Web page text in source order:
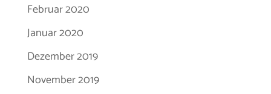
Februar 2020
Januar 2020
Dezember 2019
November 2019